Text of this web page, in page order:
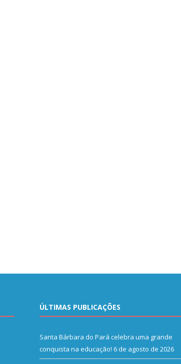
ÚLTIMAS PUBLICAÇÕES
Santa Bárbara do Pará celebra uma grande
conquista na educação! 6 de agosto de 2026